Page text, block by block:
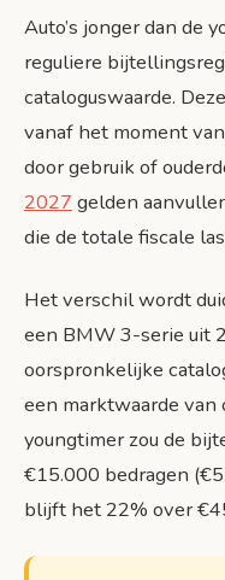
Auto’s jonger dan de
reguliere
cataloguswaarde.
vanaf het moment
door gebruik of
2027 gelden
die de totale fiscale
Het verschil wordt
een BMW 3-serie uit
oorspronkelijke
een marktwaarde
youngtimer zou de
€15.000 bedragen
blijft het 22% over